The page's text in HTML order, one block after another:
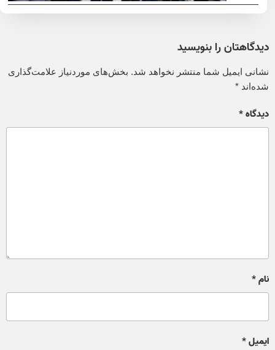
دیدگاهتان را بنویسید
نشانی ایمیل شما منتشر نخواهد شد. بخش‌های موردنیاز علامت‌گذاری
شده‌اند*
دیدگاه*
نام*
ایمیل*